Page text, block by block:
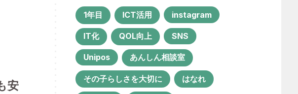
働き方・生き方
ご利用者と支援
聖徳会
安
1年目 ICT活用 instagram
IT化 QOL向上 SNS
Unipos あんしん相談室
その子らしさを大切に はなれ